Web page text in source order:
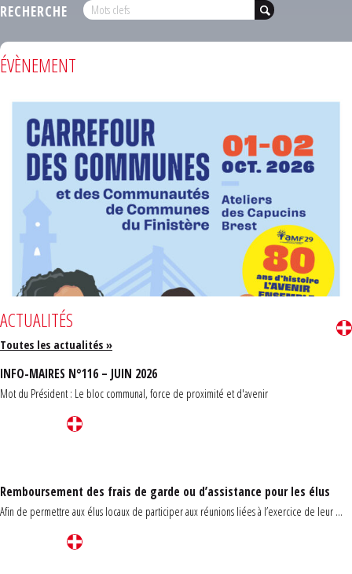
RECHERCHE
ÉVÈNEMENT
ACTUALITÉS
Toutes les actualités »
INFO-MAIRES N°116 – JUIN 2026
Mot du Président : Le bloc communal, force de proximité et d'avenir
Remboursement des frais de garde ou d’assistance pour les élus
Afin de permettre aux élus locaux de participer aux réunions liées à l’exercice de leur ...